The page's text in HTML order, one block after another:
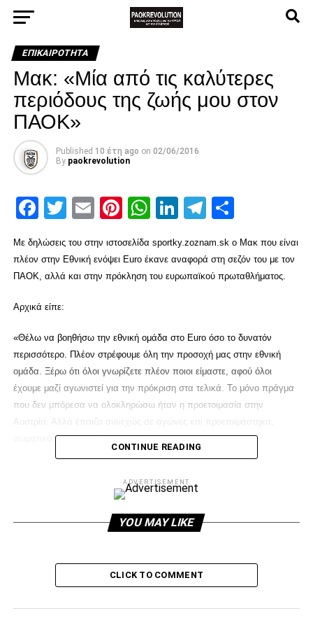
ΕΠΙΚΑΙΡΌΤΗΤΑ
Μακ: «Μία από τις καλύτερες
περιόδους της ζωής μου στον
ΠΑΟΚ»
Published 10 έτη ago on 02/06/2016
By paokrevolution
Facebook
Twitter
EmailPinterest
WhatsApp
LinkedIn
Telegram
Με δηλώσεις του στην ιστοσελίδα sportky.zoznam.sk ο Μακ που είναι
πλέον στην Εθνική ενόψει Euro έκανε αναφορά στη σεζόν του με τον
ΠΑΟΚ, αλλά και στην πρόκληση του ευρωπαϊκού πρωταθλήματος.
Αρχικά είπε:
«Θέλω να βοηθήσω την εθνική ομάδα στο Euro όσο το δυνατόν
περισσότερο. Πλέον στρέφουμε όλη την προσοχή μας στην εθνική
ομάδα. Ξέρω ότι όλοι γνωρίζετε πλέον ποιοι είμαστε, αφού όλοι
έχουμε μαζί αγωνιστεί για την πρόκριση στα τελικά. Το μόνο πράγμα
που δεν μπόρεσα να ολοκληρώσω ήταν η προετοιμασία στην
σωματικά και ψυχικά είμαι καλά.
ADVERTISEMENT
«Φέτος ήταν σίγουρα μια από τις καλύτερες περιόδους στη ζωή μου.
CONTINUE READING
ADVERTISEMENT
YOU MAY LIKE
CLICK TO COMMENT